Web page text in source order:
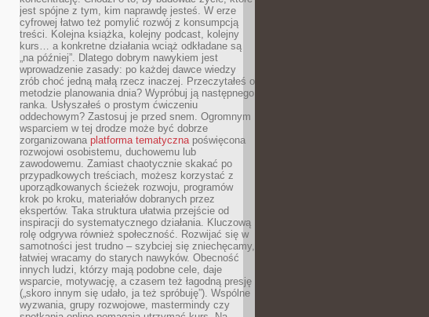
jest spójne z tym, kim naprawdę jesteś. W erze
cyfrowej łatwo też pomylić rozwój z konsumpcją
treści. Kolejna książka, kolejny podcast, kolejny
kurs… a konkretne działania wciąż odkładane są
„na później”. Dlatego dobrym nawykiem jest
wprowadzenie zasady: po każdej dawce wiedzy
zrób choć jedną małą rzecz inaczej. Przeczytałeś o
metodzie planowania dnia? Wypróbuj ją następnego
ranka. Usłyszałeś o prostym ćwiczeniu
oddechowym? Zastosuj je przed snem. Ogromnym
wsparciem w tej drodze może być dobrze
zorganizowana platforma tematycznapoświęcona
rozwojowi osobistemu, duchowemu lub
zawodowemu. Zamiast chaotycznie skakać po
przypadkowych treściach, możesz korzystać z
uporządkowanych ścieżek rozwoju, programów
krok po kroku, materiałów dobranych przez
ekspertów. Taka struktura ułatwia przejście od
inspiracji do systematycznego działania. Kluczową
rolę odgrywa również społeczność. Rozwijać się w
samotności jest trudno – szybciej się zniechęcamy,
łatwiej wracamy do starych nawyków. Obecność
innych ludzi, którzy mają podobne cele, daje
wsparcie, motywację, a czasem też łagodną presję
(„skoro innym się udało, ja też spróbuję”). Wspólne
wyzwania, grupy rozwojowe, mastermindy czy